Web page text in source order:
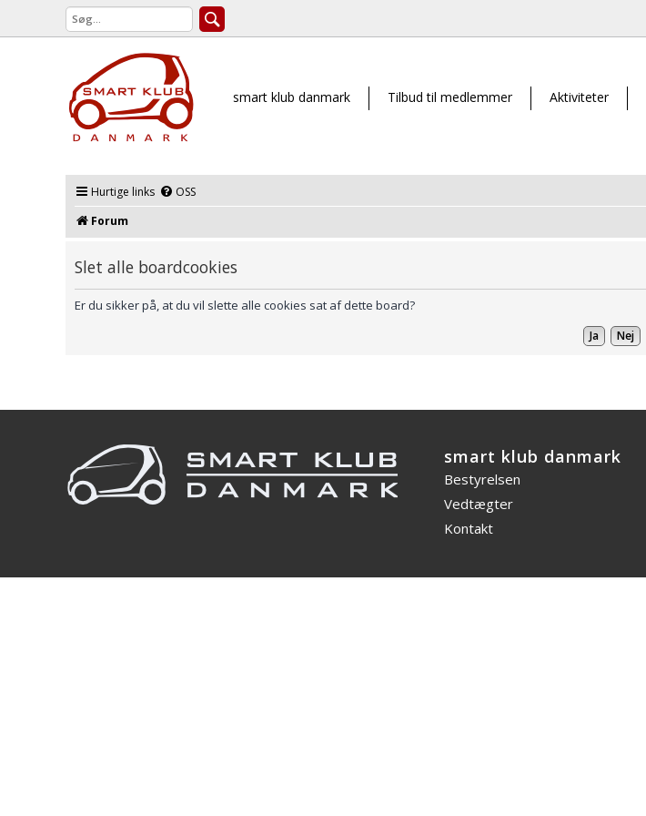
smart klub danmark Tilbud til medlemmer Aktiviteter
Hurtige links OSS
Forum
Slet alle boardcookies
Er du sikker på, at du vil slette alle cookies sat af dette board?
smart klub danmark
Bestyrelsen
Vedtægter
Kontakt